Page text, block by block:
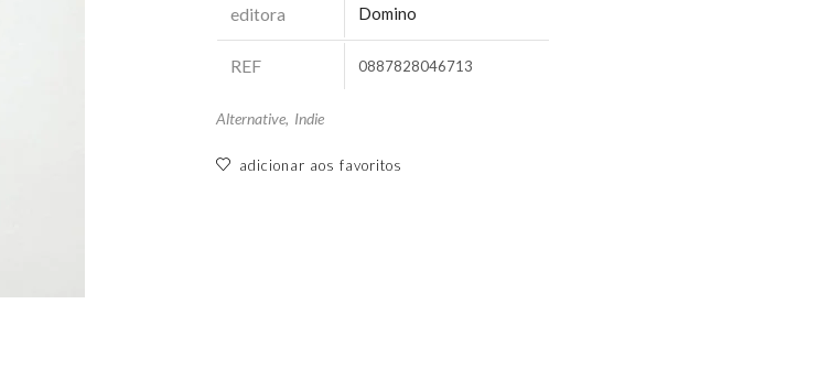
editora Domino
REF 0887828046713
Alternative, Indie
adicionar aos favoritos